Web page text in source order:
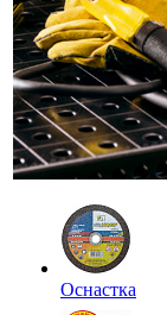
Оснастка